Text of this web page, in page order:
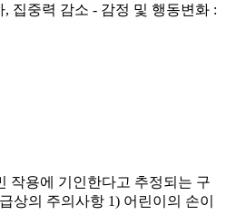
집중력 감소 - 감정 및 행동변화 :
작용에 기인한다고 추정되는 구
상의 주의사항 1) 어린이의 손이